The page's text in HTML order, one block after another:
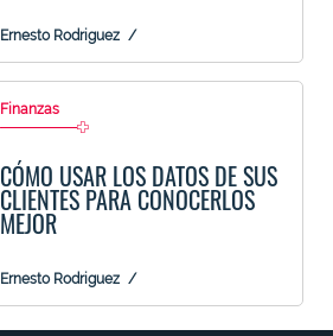
Ernesto Rodriguez
Finanzas
CÓMO USAR LOS DATOS DE SUS
CLIENTES PARA CONOCERLOS
MEJOR
Ernesto Rodriguez